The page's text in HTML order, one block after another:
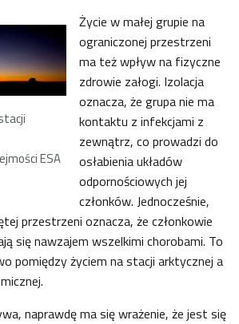
ESA
Życie w małej grupie na
ograniczonej przestrzeni
ma też wpływ na fizyczne
zdrowie załogi. Izolacja
oznacza, że grupa nie ma
kontaktu z infekcjami z
zewnątrz, co prowadzi do
osłabienia układów
odpornościowych jej
członków. Jednocześnie,
przestrzeni oznacza, że członkowie
się nawzajem wszelkimi chorobami. To
pomiędzy życiem na stacji arktycznej a
naprawdę ma się wrażenie, że jest się